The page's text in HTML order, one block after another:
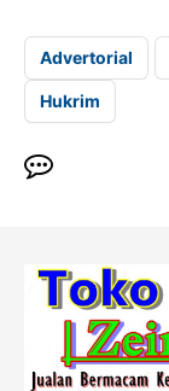
Advertorial
Hukrim